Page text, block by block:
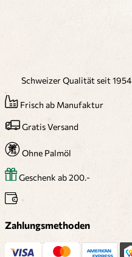
Schweizer Qualität seit 1954
Frisch ab Manufaktur
Gratis Versand
Ohne Palmöl
Geschenk ab 200.-
Zahlungsmethoden